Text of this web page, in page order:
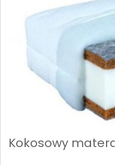
Kokosowy